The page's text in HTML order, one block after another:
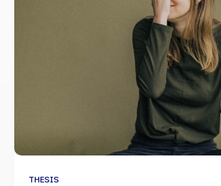
THESIS